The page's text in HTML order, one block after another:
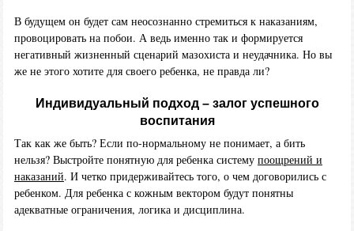
В будущем он будет сам неосознанно стремиться к наказаниям,
провоцировать на побои. А ведь именно так и формируется
негативный жизненный сценарий мазохиста и неудачника. Но вы
же не этого хотите для своего ребенка, не правда ли?
Индивидуальный подход – залог успешного
воспитания
Так как же быть? Если по-нормальному не понимает, а бить
нельзя? Выстройте понятную для ребенка систему поощрений и
наказаний. И четко придерживайтесь того, о чем договорились с
ребенком. Для ребенка с кожным вектором будут понятны
адекватные ограничения, логика и дисциплина.